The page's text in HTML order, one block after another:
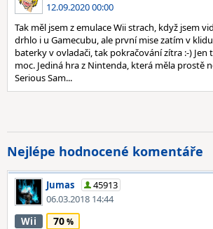
12.09.2020 00:00
Tak měl jsem z emulace Wii strach, když jsem
drhlo i u Gamecubu, ale první mise zatím v
baterky v ovladači, tak pokračování zítra :-) Jen
moc. Jediná hra z Nintenda, která měla prostě
Serious Sam...
Nejlépe hodnocené komentáře
Jumas
45913
06.03.2018 14:44
Wii 70